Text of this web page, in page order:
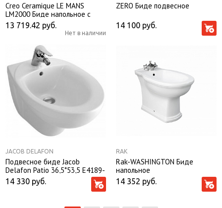
Creo Ceramique LE MANS
LM2000 Биде напольное с
креплениями (370*580*420)
13 719.42 руб.
Нет в наличии
ZERO Биде подвесное
14 100 руб.
JACOB DELAFON
Подвесное биде Jacob
Delafon Patio 36,5*53,5 E4189-
00
14 330 руб.
RAK
Rak-WASHINGTON Биде
напольное
14 352 руб.